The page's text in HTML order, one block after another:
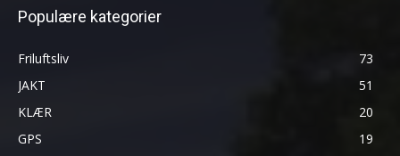
Populære kategorier
Friluftsliv
73
JAKT
51
KLÆR
20
GPS
19